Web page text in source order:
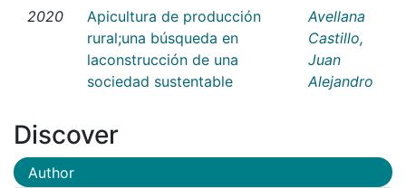
2020
Apicultura de producción
rural;una búsqueda en
laconstrucción de una
sociedad sustentable
Avellana
Castillo,
Juan
Alejandro
Discover
Author